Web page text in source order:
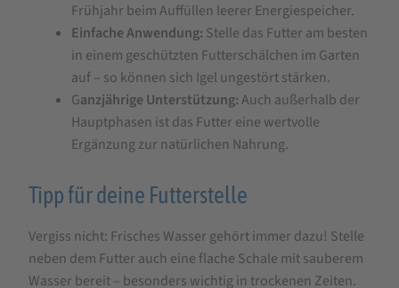
Frühjahr beim Auffüllen leerer Energiespeicher.
Einfache Anwendung: Stelle das Futter am besten
in einem geschützten Futterschälchen im Garten
auf – so können sich Igel ungestört stärken.
Ganzjährige Unterstützung:Auch außerhalb der
Hauptphasen ist das Futter eine wertvolle
Ergänzung zur natürlichen Nahrung.
Tipp für deine Futterstelle
Vergiss nicht: Frisches Wasser gehört immer dazu! Stelle
neben dem Futter auch eine flache Schale mit sauberem
Wasser bereit – besonders wichtig in trockenen Zeiten.